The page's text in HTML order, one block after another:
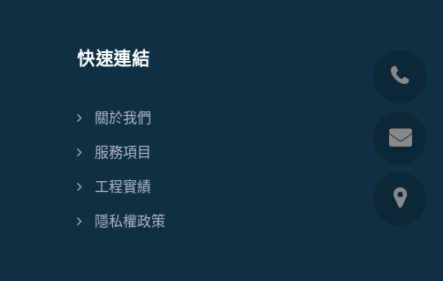
快速連結
關於我們
服務項目
工程實績
隱私權政策